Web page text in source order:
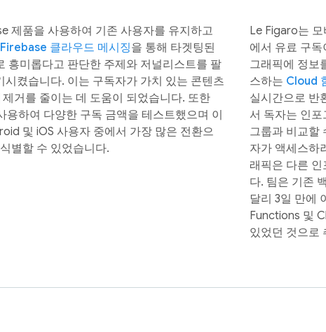
제품을 사용하여 기존 사용자를 유지하고
Firebase 클라우드 메시징을 통해 타겟팅된
흥미롭다고 판단한 주제와 저널리스트를 팔
시켰습니다. 이는 구독자가 가치 있는 콘텐츠
거를 줄이는 데 도움이 되었습니다. 또한
용하여 다양한 구독 금액을 테스트했으며 이
및 iOS 사용자 중에서 가장 많은 전환으
별할 수 있었습니다.
Le Figaro는
에서 유료 구
그래픽에 정보
스하는 Cloud
실시간으로 반
서 독자는 인
그룹과 비교할
자가 액세스하
래픽은 다른
다. 팀은 기존
달리 3일 만에
Functions 및
있었던 것으로